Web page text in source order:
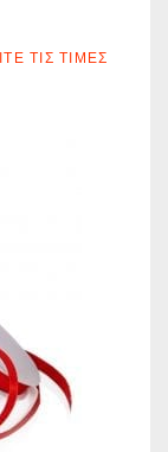
ΤΙΣ ΤΙΜΈΣ